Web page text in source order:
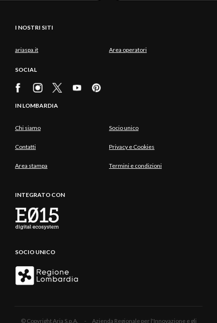
I NOSTRI SITI
ariaspa.it Area operatori
SOCIAL
IN LOMBARDIA
Chi siamo Socio unico
Contatti Privacy e Cookies
Area stampa Termini e condizioni
INTEGRATO CON
SOCIO UNICO
© Copyright Aria S.p.A. - Azienda Regionale per l'Innovazione e gli